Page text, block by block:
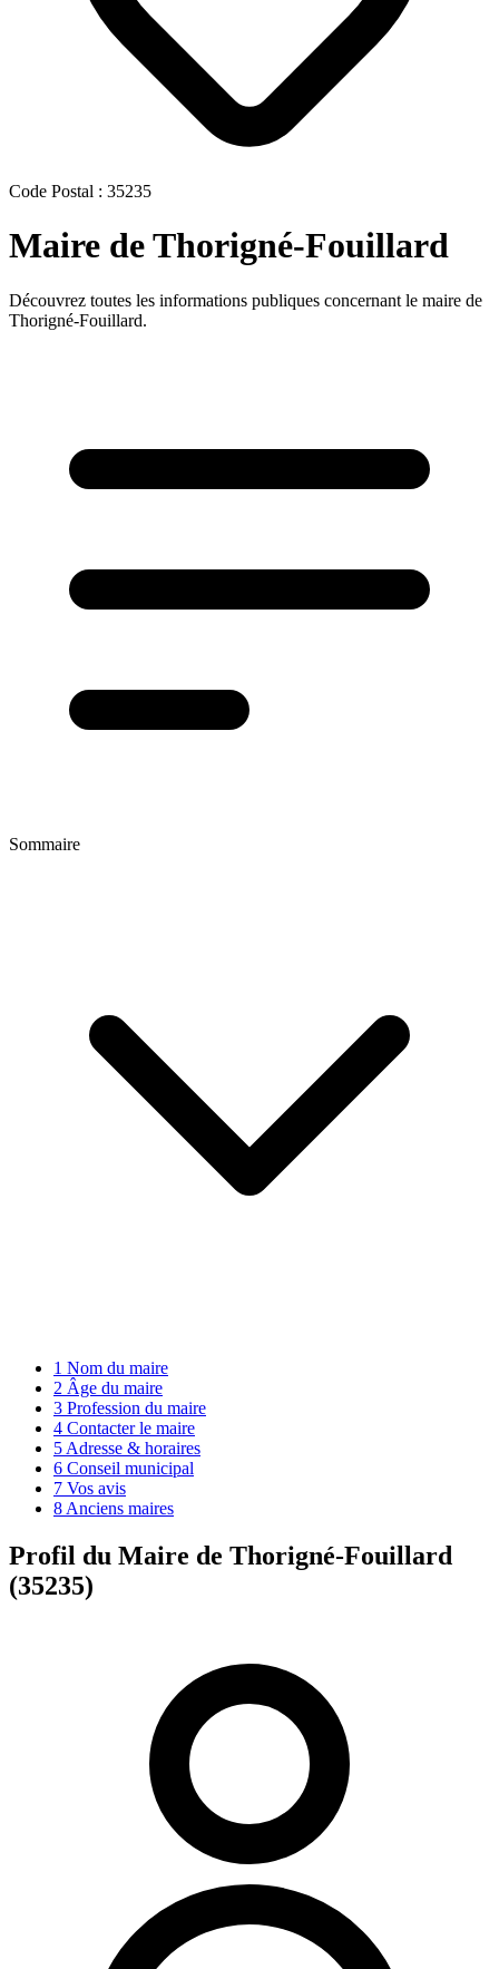
Code Postal : 35235
Maire de Thorigné-Fouillard
Découvrez toutes les informations publiques concernant le maire de
Thorigné-Fouillard.
Sommaire
1 Nom du maire
2 Âge du maire
3 Profession du maire
4 Contacter le maire
5 Adresse & horaires
6 Conseil municipal
7 Vos avis
8 Anciens maires
Profil du Maire de Thorigné-Fouillard
(35235)